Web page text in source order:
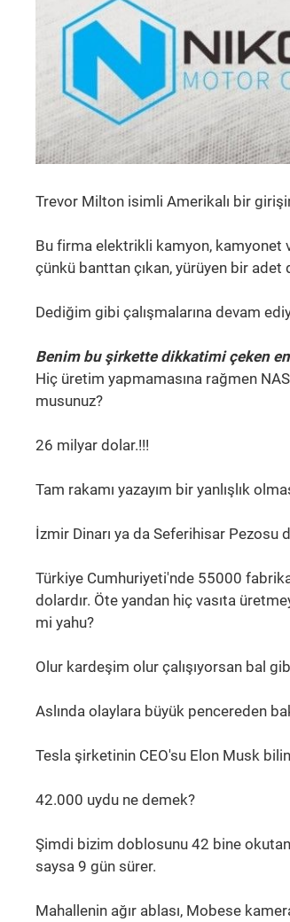
Trevor Milton isimli Amerikalı bir
Bu firma elektrikli kamyon, kamyonet
çünkü banttan çıkan, yürüyen bir
Dediğim gibi çalışmalarına devam
Benim bu şirkette dikkatimi çeken
Hiç üretim yapmamasına rağmen
musunuz?
26 milyar dolar.!!!
Tam rakamı yazayım bir yanlışlık
İzmir Dinarı ya da Seferihisar Pezosu
Türkiye Cumhuriyeti'nde 55000
dolardır. Öte yandan hiç vasıta
mi yahu?
Olur kardeşim olur çalışıyorsan bal
Aslında olaylara büyük pencereden
Tesla şirketinin CEO'su Elon Musk
42.000 uydu ne demek?
Şimdi bizim doblosunu 42 bine
saysa 9 gün sürer.
Mahallenin ağır ablası, Mobese